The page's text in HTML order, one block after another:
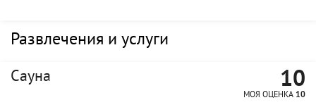
Развлечения и услуги
Сауна 10
МОЯ ОЦЕНКА 10